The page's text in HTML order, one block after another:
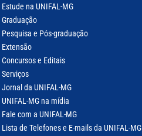
Estude na UNIFAL-MG
Graduação
Pesquisa e Pós-graduação
Extensão
Concursos e Editais
Serviços
Jornal da UNIFAL-MG
UNIFAL-MG na mídia
Fale com a UNIFAL-MG
Lista de Telefones e E-mails da UNIFAL-MG